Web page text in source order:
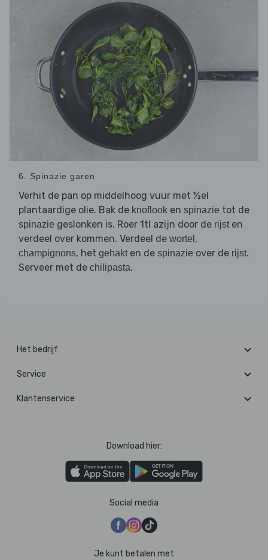
6. Spinazie garen
Verhit de pan op middelhoog vuur met ½el
plantaardige olie. Bak de knoflook en spinazie tot de
spinazie geslonken is. Roer 1tl azijn door de rijsten
verdeel over kommen. Verdeel de wortel ,
champignons, het gehakten de spinazie over de rijst.
Serveer met de chilipasta.
Het bedrijf
Service
Klantenservice
Download hier:
Social media
Je kunt betalen met